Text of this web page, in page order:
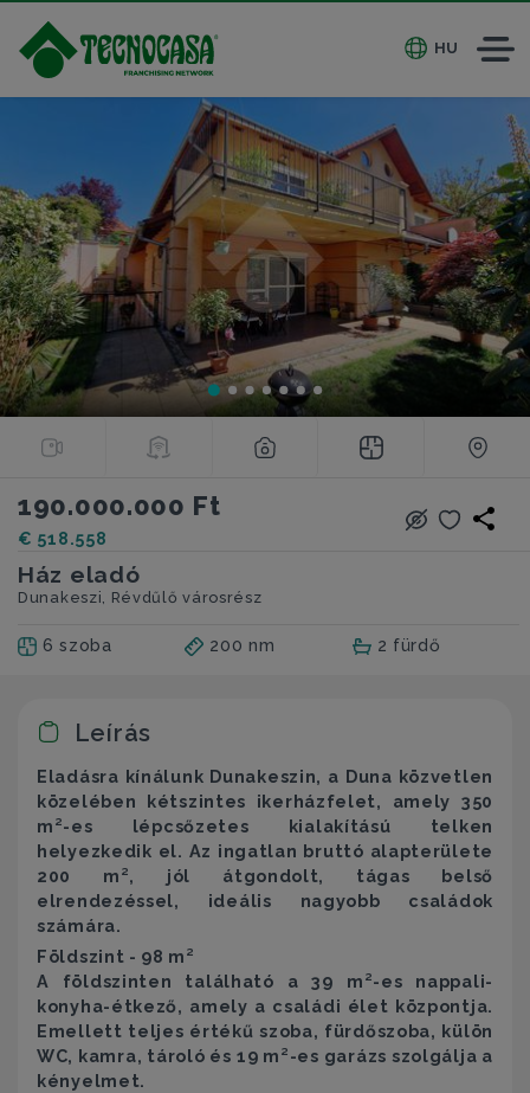
HU
190.000.000 Ft
€ 518.558
Ház eladó
Dunakeszi, Révdűlő városrész
6 szoba 200 nm 2 fürdő
Leírás
Eladásra kínálunk Dunakeszin, a Duna közvetlen
közelében kétszintes ikerházfelet, amely 350
m²-es lépcsőzetes kialakítású telken
helyezkedik el. Az ingatlan bruttó alapterülete
200 m², jól átgondolt, tágas belső
elrendezéssel, ideális nagyobb családok
számára.
Földszint - 98 m²
A földszinten található a 39 m²-es nappali-
konyha-étkező, amely a családi élet központja.
Emellett teljes értékű szoba, fürdőszoba, külön
WC, kamra, tároló és 19 m²-es garázs szolgálja a
kényelmet.